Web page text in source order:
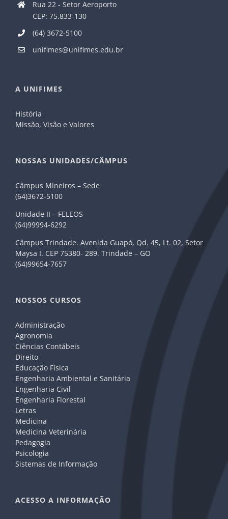
Rua 22 - Setor Aeroporto
CEP: 75.833-130
(64) 3672-5100
unifimes@unifimes.edu.br
A UNIFIMES
História
Missão, Visão e Valores
NOSSAS UNIDADES/CÂMPUS
Câmpus Mineiros – Sede
(64)3672-5100
Unidade II – FELEOS
(64)99994-6292
Câmpus Trindade. Avenida Guapó, Qd. 45, Lt. 02, Setor
Maysa I. CEP 75380- 289. Trindade – GO
(64)99654-7657
NOSSOS CURSOS
Administração
Agronomia
Ciências Contábeis
Direito
Educação Física
Engenharia Ambiental e Sanitária
Engenharia Civil
Engenharia Florestal
Letras
Medicina
Medicina Veterinária
Pedagogia
Psicologia
Sistemas de Informação
ACESSO A INFORMAÇÃO